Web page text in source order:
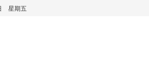
星期五